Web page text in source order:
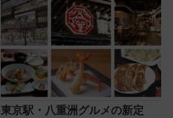
東京駅・八重洲グルメの新定